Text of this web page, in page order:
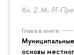
Кн. 2. М.: РГ-
Глава в книге
основы